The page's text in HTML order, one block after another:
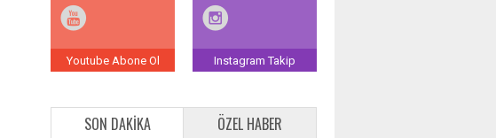
Youtube Abone Ol Instagram Takip
SON DAKIKA ÖZEL HABER